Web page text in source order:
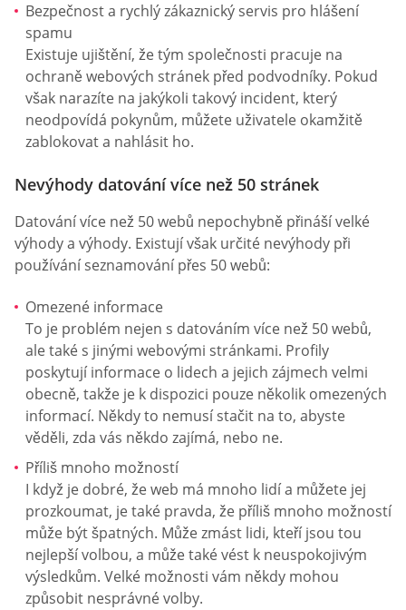
Bezpečnost a rychlý zákaznický servis pro hlášení
spamu
Existuje ujištění, že tým společnosti pracuje na
ochraně webových stránek před podvodníky. Pokud
však narazíte na jakýkoli takový incident, který
neodpovídá pokynům, můžete uživatele okamžitě
zablokovat a nahlásit ho.
Nevýhody datování více než 50 stránek
Datování více než 50 webů nepochybně přináší velké
výhody a výhody. Existují však určité nevýhody při
používání seznamování přes 50 webů:
Omezené informace
To je problém nejen s datováním více než 50 webů,
ale také s jinými webovými stránkami. Profily
poskytují informace o lidech a jejich zájmech velmi
obecně, takže je k dispozici pouze několik omezených
informací. Někdy to nemusí stačit na to, abyste
věděli, zda vás někdo zajímá, nebo ne.
Příliš mnoho možností
I když je dobré, že web má mnoho lidí a můžete jej
prozkoumat, je také pravda, že příliš mnoho možností
může být špatných. Může zmást lidi, kteří jsou tou
nejlepší volbou, a může také vést k neuspokojivým
výsledkům. Velké možnosti vám někdy mohou
způsobit nesprávné volby.